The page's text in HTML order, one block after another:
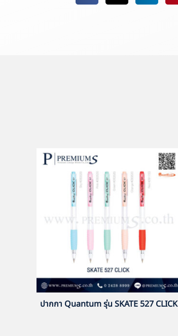
ปากกา Quantum รุ่น SKATE 527 CLICK